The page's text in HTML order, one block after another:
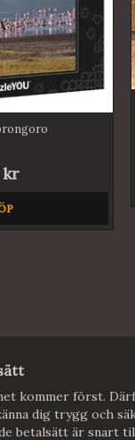
kr
kommer först.
dig trygg och
betalsätt är snart